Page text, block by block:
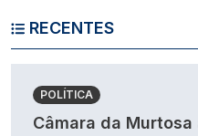
RECENTES
POLÍTICA
Câmara da